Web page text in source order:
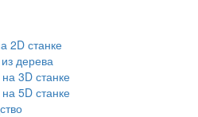
2D станке
дерева
3D станке
5D станке